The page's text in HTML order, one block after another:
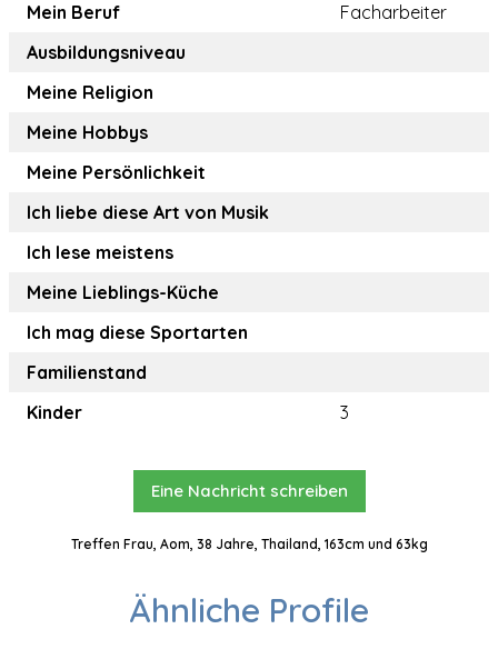
Mein Beruf
Facharbeiter
Ausbildungsniveau
Meine Religion
Meine Hobbys
Meine Persönlichkeit
Ich liebe diese Art von Musik
Ich lese meistens
Meine Lieblings-Küche
Ich mag diese Sportarten
Familienstand
Kinder
3
Eine Nachricht schreiben
Treffen Frau, Aom, 38 Jahre, Thailand, 163cm und 63kg
Ähnliche Profile